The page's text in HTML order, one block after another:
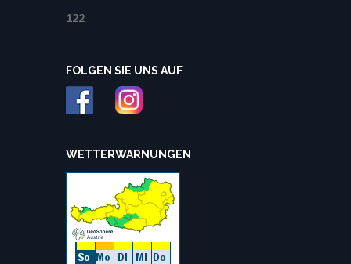
122
FOLGEN SIE UNS AUF
WETTERWARNUNGEN